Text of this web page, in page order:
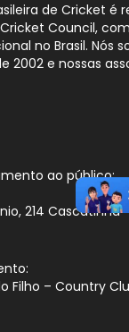
de Cricket é
Council,
no Brasil. Nós
2002 e nossas
ao público:
214 Cascatinha
Filho – Country